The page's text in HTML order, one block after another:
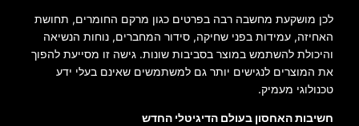
לכן מושקעת מחשבה רבה בפרטים כגון מרקם החומרים, תחושת
האחיזה, עמידות בפני שחיקה, סידור המחברים, נוחות הנשיאה
והיכולת להשתמש במוצר בסביבות שונות. גישה זו מסייעת להפוך
את המוצרים לנגישים יותר גם למשתמשים שאינם בעלי ידע
טכנולוגי מעמיק.
חשיבות האחסון בעולם הדיגיטלי החדש